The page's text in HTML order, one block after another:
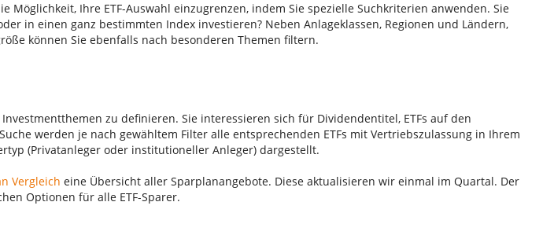
Möglichkeit, Ihre ETF-Auswahl einzugrenzen, indem Sie spezielle Suchkriterien anwenden. Sie
in einen ganz bestimmten Index investieren? Neben Anlageklassen, Regionen und Ländern,
können Sie ebenfalls nach besonderen Themen filtern.
zu definieren. Sie interessieren sich für Dividendentitel, ETFs auf den
werden je nach gewähltem Filter alle entsprechenden ETFs mit Vertriebszulassung in Ihrem
(Privatanleger oder institutioneller Anleger) dargestellt.
Vergleich eine Übersicht aller Sparplanangebote. Diese aktualisieren wir einmal im Quartal. Der
Optionen für alle ETF-Sparer.